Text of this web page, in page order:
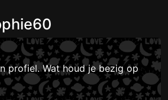
profiel. Wat houd je bezig op